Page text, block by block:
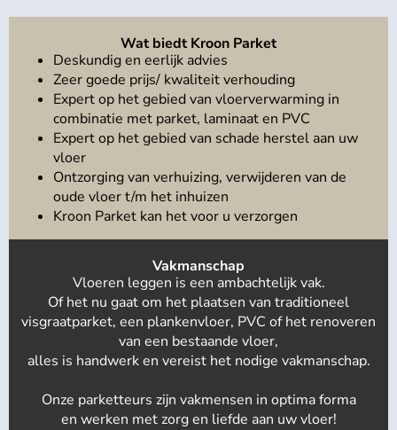
Wat biedt Kroon Parket
Deskundig en eerlijk advies
Zeer goede prijs/ kwaliteit verhouding
Expert op het gebied van vloerverwarming in
combinatie met parket, laminaat en PVC
Expert op het gebied van schade herstel aan uw
vloer
Ontzorging van verhuizing, verwijderen van de
oude vloer t/m het inhuizen
Kroon Parket kan het voor u verzorgen
Vakmanschap
Vloeren leggen is een ambachtelijk vak.
Of het nu gaat om het plaatsen van traditioneel
visgraatparket, een plankenvloer, PVC of het renoveren
van een bestaande vloer,
alles is handwerk en vereist het nodige vakmanschap.
Onze parketteurs zijn vakmensen in optima forma
en werken met zorg en liefde aan uw vloer!